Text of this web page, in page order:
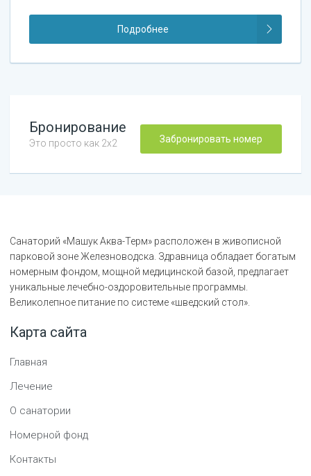
Подробнее
Бронирование
Это просто как 2х2 Забронировать номер
Санаторий «Машук Аква-Терм» расположен в живописной
парковой зоне Железноводска. Здравница обладает богатым
номерным фондом, мощной медицинской базой, предлагает
уникальные лечебно-оздоровительные программы.
Великолепное питание по системе «шведский стол».
Карта сайта
Главная
Лечение
О санатории
Номерной фонд
Контакты